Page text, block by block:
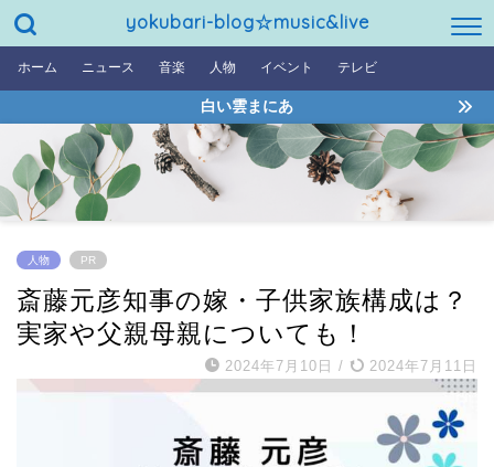
yokubari-blog☆music&live
ホーム ニュース 音楽 人物 イベント テレビ
白い雲まにあ
人物 PR
斎藤元彦知事の嫁・子供家族構成は？
実家や父親母親についても！
2024年7月10日 / 2024年7月11日